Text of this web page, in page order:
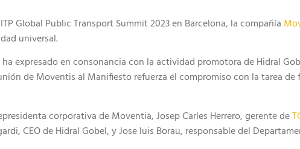
Global Public Transport Summit 2023 en Barcelona, la compañía
universal.
ha expresado en consonancia con la actividad promotora de Hidral
de Moventis al Manifiesto refuerza el compromiso con la tarea
corporativa de Moventia, Josep Carles Herrero, gerente de
CEO de Hidral Gobel, y Jose luis Borau, responsable del